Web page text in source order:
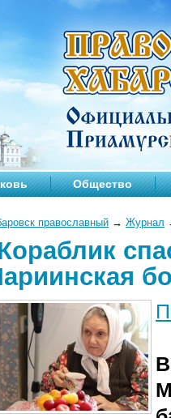
Общество
православный → Журнал